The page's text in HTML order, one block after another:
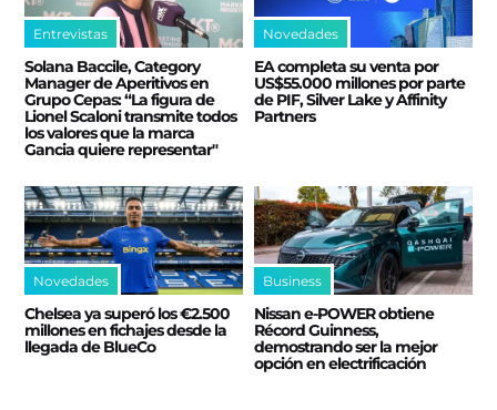
Entrevistas
Solana Baccile, Category
Manager de Aperitivos en
Grupo Cepas: “La figura de
Lionel Scaloni transmite todos
los valores que la marca
Gancia quiere representar"
Novedades
EA completa su venta por
US$55.000 millones por parte
de PIF, Silver Lake y Affinity
Partners
Novedades
Chelsea ya superó los €2.500
millones en fichajes desde la
llegada de BlueCo
Business
Nissan e‑POWER obtiene
Récord Guinness,
demostrando ser la mejor
opción en electrificación